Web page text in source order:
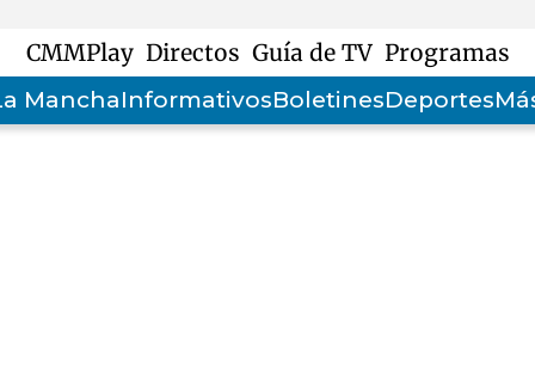
CMMPlay Directos Guía de TV Programas
ManchaInformativosBoletinesDeportes